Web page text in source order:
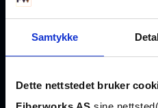
Samtykke
Dette nettstedet bruker
Hentepunkt og lager
Eikenga 11
0579 Oslo
07:00 – 16:00